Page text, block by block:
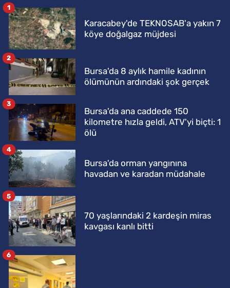
Karacabey'de TEKNOSAB'a yakın 7
köye doğalgaz müjdesi
1
Bursa'da 8 aylık hamile kadının
ölümünün ardındaki şok gerçek
2
Bursa'da ana caddede 150
kilometre hızla geldi, ATV'yi biçti: 1
ölü
3
Bursa'da orman yangınına
havadan ve karadan müdahale
4
70 yaşlarındaki 2 kardeşin miras
kavgası kanlı bitti
5
6